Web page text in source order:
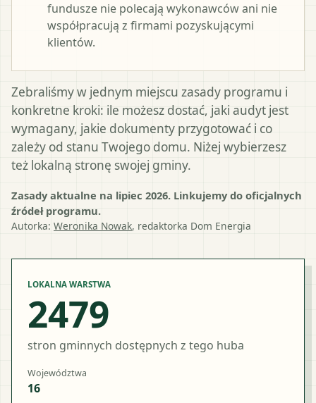
fundusze nie polecają wykonawców ani nie
współpracują z firmami pozyskującymi
klientów.
Zebraliśmy w jednym miejscu zasady programu i
konkretne kroki: ile możesz dostać, jaki audyt jest
wymagany, jakie dokumenty przygotować i co
zależy od stanu Twojego domu. Niżej wybierzesz
też lokalną stronę swojej gminy.
Zasady aktualne na lipiec 2026. Linkujemy do oficjalnych
źródeł programu.
Autorka: Weronika Nowak, redaktorka Dom Energia
LOKALNA WARSTWA
2479
stron gminnych dostępnych z tego huba
Województwa
16